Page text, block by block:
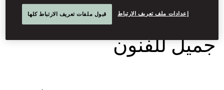
ما وراء الإطار: مركز
جميل للفنون
إعدادات ملف تعريف الارتباط قبول ملفات تعريف الارتباط كلها